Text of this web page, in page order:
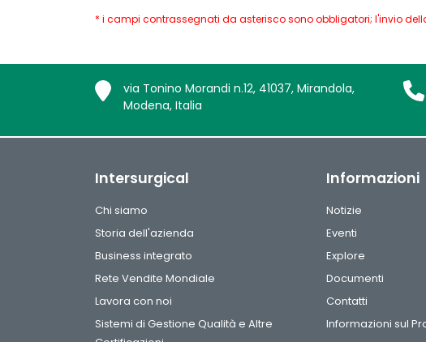
* i campi contrassegnati da asterisco sono obbligatori; l'invio
via Tonino Morandi n.12, 41037, Mirandola,
Modena, Italia
Intersurgical
Chi siamo
Storia dell'azienda
Business integrato
Rete Vendite Mondiale
Lavora con noi
Sistemi di Gestione Qualità e Altre
Informazioni
Notizie
Eventi
Explore
Documenti
Contatti
Informazioni sul